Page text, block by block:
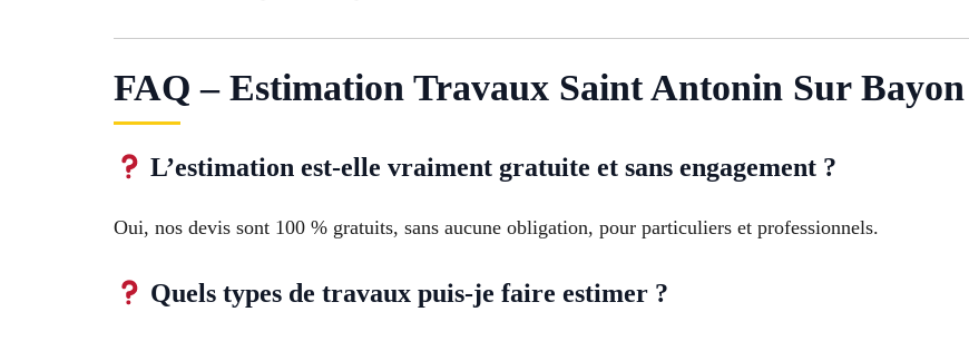
FAQ – Estimation Travaux Saint Antonin Sur Bayon
L’estimation est-elle vraiment gratuite et sans engagement ?
Oui, nos devis sont 100 % gratuits, sans aucune obligation, pour particuliers et professionnels.
Quels types de travaux puis-je faire estimer ?